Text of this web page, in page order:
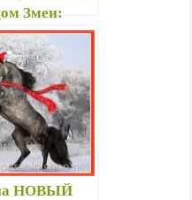
Змеи:
и
НОВЫЙ